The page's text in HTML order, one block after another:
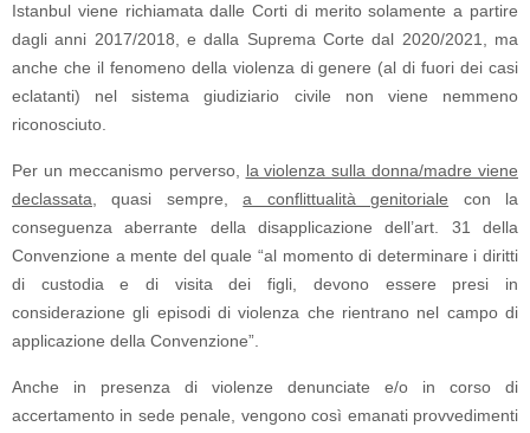
Istanbul viene richiamata dalle Corti di merito solamente a partire
dagli anni 2017/2018, e dalla Suprema Corte dal 2020/2021, ma
anche che il fenomeno della violenza di genere (al di fuori dei casi
eclatanti) nel sistema giudiziario civile non viene nemmeno
riconosciuto.
Per un meccanismo perverso, la violenza sulla donna/madre viene
declassata , quasi sempre,a conflittualità genitoriale con la
conseguenza aberrante della disapplicazione dell’art. 31 della
Convenzione a mente del quale “al momento di determinare i diritti
di custodia e di visita dei figli, devono essere presi in
considerazione gli episodi di violenza che rientrano nel campo di
applicazione della Convenzione”.
Anche in presenza di violenze denunciate e/o in corso di
accertamento in sede penale, vengono così emanati provvedimenti